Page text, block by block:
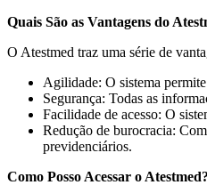
Quais São as Vantagens do
O Atestmed traz uma série de
Agilidade: O sistema
Segurança: Todas as
Facilidade de acesso: O
Redução de burocracia:
previdenciários.
Como Posso Acessar o Atestmed?